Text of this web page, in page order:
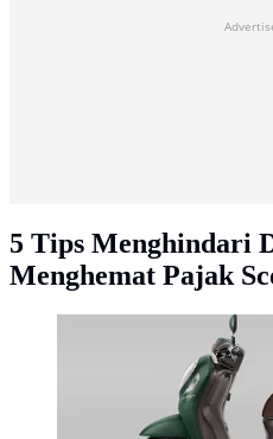
5 Tips Menghindari
Menghemat Pajak